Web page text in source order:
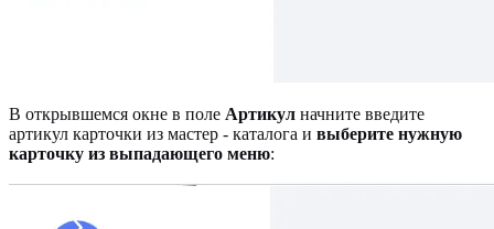
В открывшемся окне в поле Артикул начните введите
артикул карточки из мастер - каталога и выберите нужную
карточку из выпадающего меню: